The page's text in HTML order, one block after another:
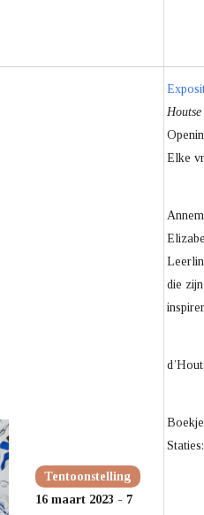
Tentoonstelling
16 maart 2023 - 7
Elke
die